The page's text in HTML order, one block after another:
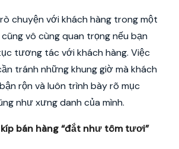
chuyện với khách hàng trong một
vô cùng quan trọng nếu bạn
tương tác với khách hàng. Việc
tránh những khung giờ mà khách
rộn và luôn trình bày rõ mục
như xưng danh của mình.
bán hàng “đắt như tôm tươi”